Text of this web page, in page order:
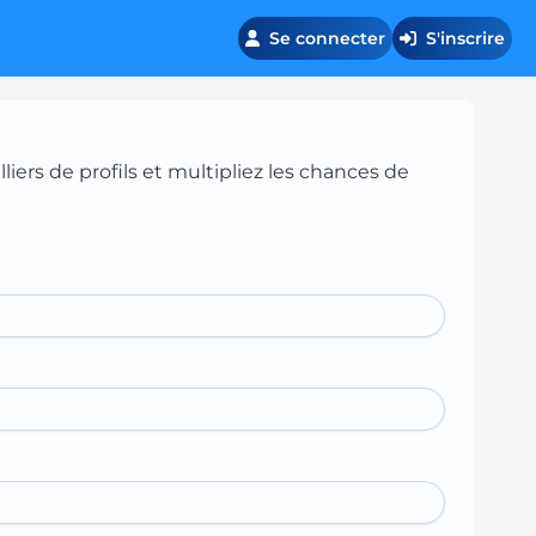
Se connecter S'inscrire
de profils et multipliez les chances de